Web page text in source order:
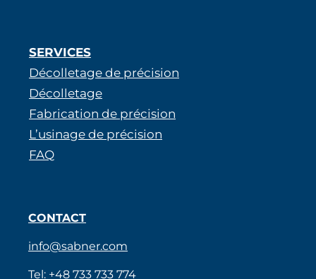
SERVICES
Décolletage de précision
Décolletage
Fabrication de précision
L’usinage de précision
FAQ
CONTACT
info@sabner.com
Tel: +48 733 733 774